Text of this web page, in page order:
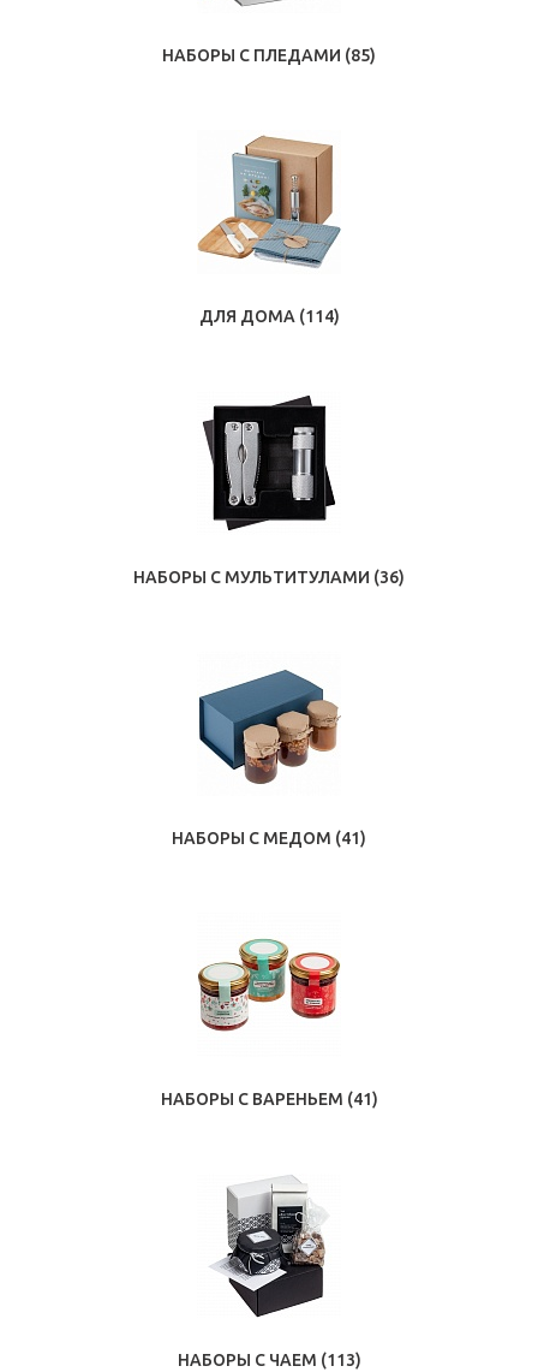
НАБОРЫ С ПЛЕДАМИ (85)
ДЛЯ ДОМА (114)
НАБОРЫ С МУЛЬТИТУЛАМИ (36)
НАБОРЫ С МЕДОМ (41)
НАБОРЫ С ВАРЕНЬЕМ (41)
НАБОРЫ С ЧАЕМ (113)